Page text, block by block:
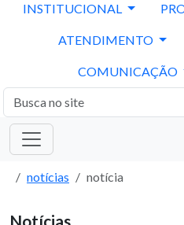
INSTITUCIONAL
ATENDIMENTO
COMUNICAÇÃO
notícias notícia
Notícias